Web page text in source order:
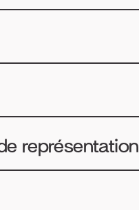
représentation